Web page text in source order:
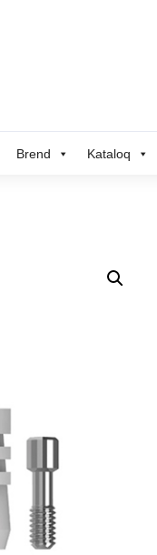
Brend Kataloq